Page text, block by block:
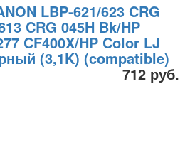
LBP-621/623 CRG
CRG 045H Bk/HP
CF400X/HP Color LJ
(3,1K) (compatible)
712 руб.